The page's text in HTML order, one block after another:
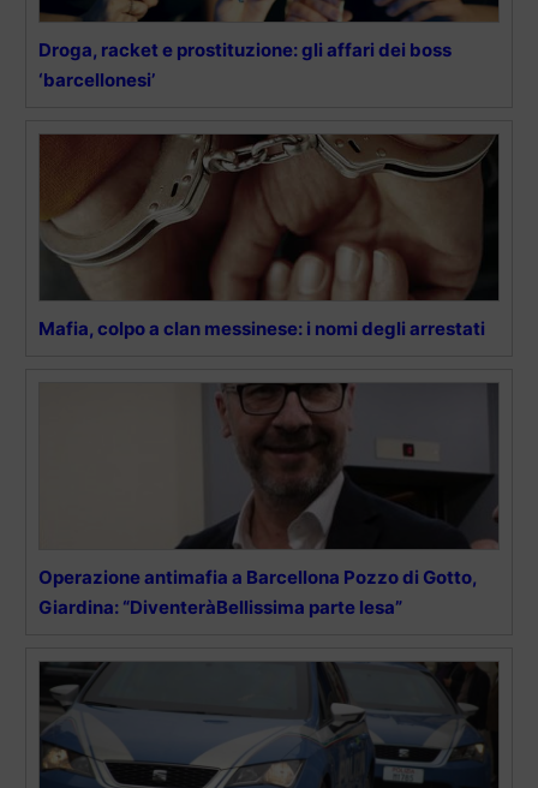
Droga, racket e prostituzione: gli affari dei boss
‘barcellonesi’
Mafia, colpo a clan messinese: i nomi degli arrestati
Operazione antimafia a Barcellona Pozzo di Gotto,
Giardina: “DiventeràBellissima parte lesa”